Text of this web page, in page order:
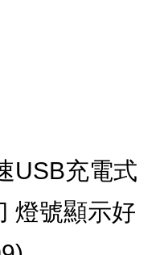
USB充電式
燈號顯示好